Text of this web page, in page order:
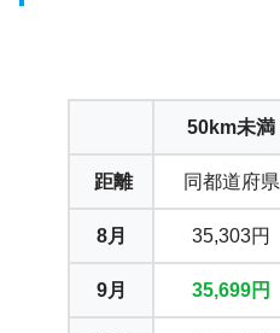
50km未満
距離 同都道府県
8月 35,303円
9月 35,699円